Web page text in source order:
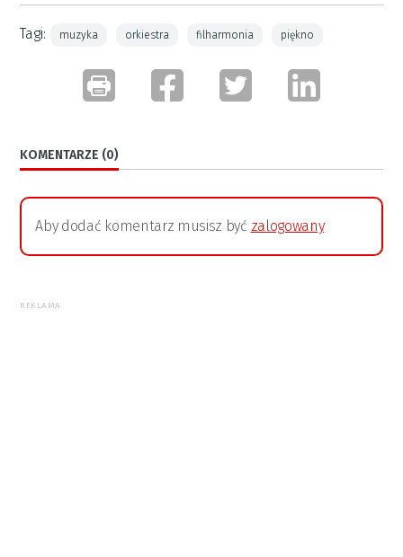
Tagi: muzyka orkiestra filharmonia piękno
KOMENTARZE (0)
Aby dodać komentarz musisz być zalogowany
REKLAMA